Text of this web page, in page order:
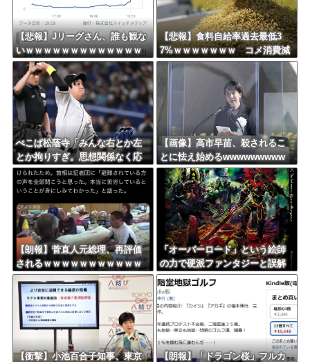
日本旅行キャンセルすべきか…1万年ぶり史上最大級の火山の兆し＝韓国の反応
更新中止のお知らせ
海外「おめでとうタキ！」リヴァプール南野がバースデーゴール！！
Powered by livedoor 相互RSS
【悲報】Jリーグさん、誰も観な
いｗｗｗｗｗｗｗｗｗｗｗｗｗ
ｗｗｗｗ
【悲報】食料自給率過去最低3
7%ｗｗｗｗｗｗｗ コメ消費減
響く・・・
ぺこぱ松蔭寺「みんな右とか左
とか拘りすぎ。思想関係なく応
援しようよ」
【画像】高市早苗、殺されるこ
とに怯え始めるwwwwwwwww
【朗報】菅直人元総理、再評価
されるｗｗｗｗｗｗｗｗｗｗｗ
ｗｗｗｗｗｗｗ
「オーバーロード」という絵師
の力で硬派ファンタジーと誤解
させ人気出たなろう作品ｗｗｗ
ｗｗｗｗｗｗ
【衝撃】小池百合子知事、東京
【朗報】「ドラゴン桜」フルカ